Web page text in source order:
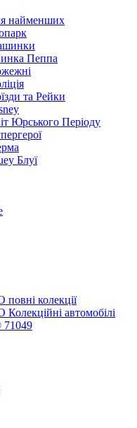
найменших
Пеппа
та Рейки
Юрського Періоду
Блуї
повні колекції
автомобілі
71049